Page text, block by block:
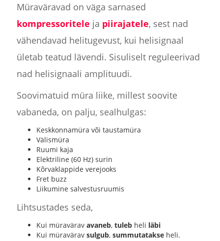
Müraväravad on väga sarnased
kompressoritele ja piirajatele, sest nad
vähendavad helitugevust, kui helisignaal
ületab teatud lävendi. Sisuliselt reguleerivad
nad helisignaali amplituudi.
Soovimatuid müra liike, millest soovite
vabaneda, on palju, sealhulgas:
Keskkonnamüra või taustamüra
Välismüra
Ruumi kaja
Elektriline (60 Hz) surin
Kõrvaklappide verejooks
Fret buzz
Liikumine salvestusruumis
Lihtsustades seda,
Kui müravärav avaneb, tulebheli läbi
Kui müravärav sulgub, summutatakseheli.